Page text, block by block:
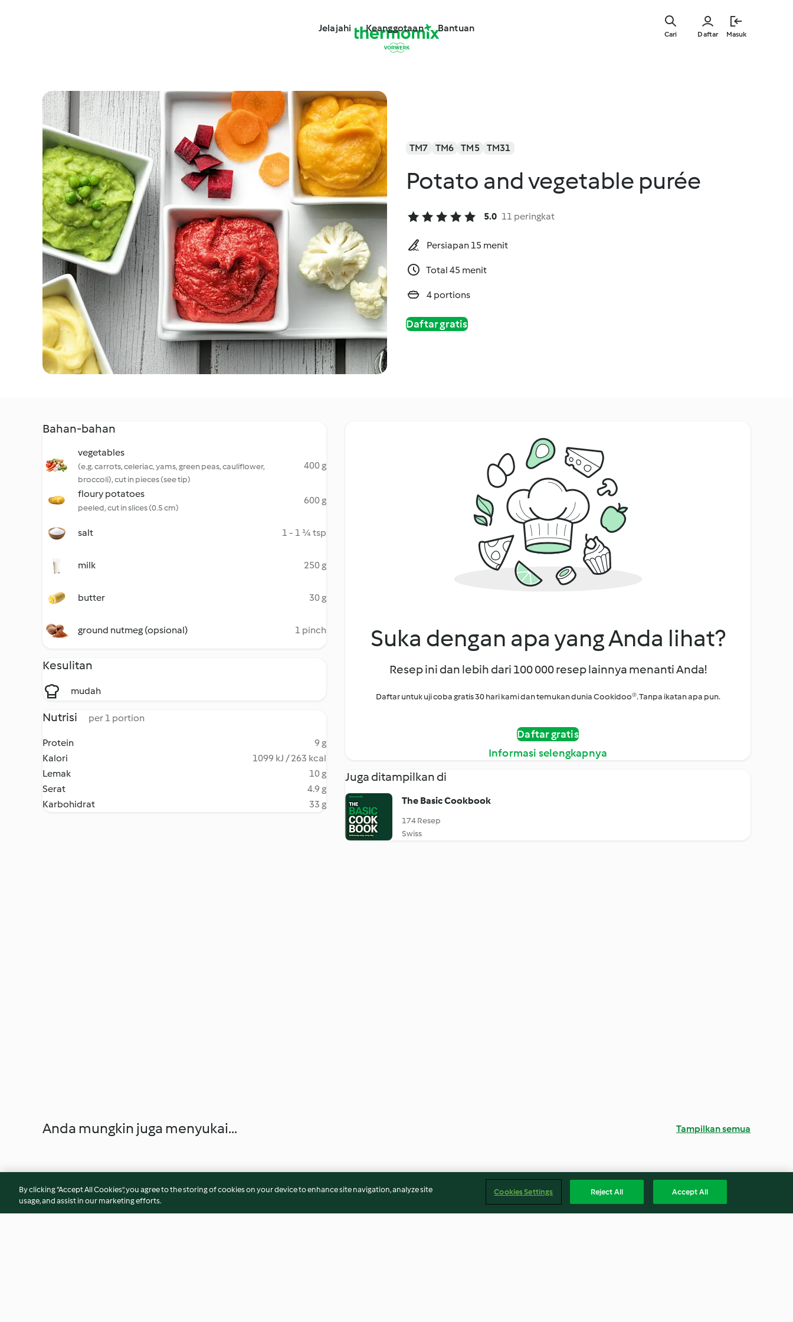
Jelajahi Keanggotaan Bantuan
Daftar Masuk
Cari
TM7 TM6 TM5 TM31
Potato and vegetable purée
5.0 11 peringkat
Persiapan 15 menit
Total 45 menit
4 portions
Daftar gratis
Bahan-bahan
vegetables
(e.g. carrots, celeriac, yams, green peas, cauliflower,
broccoli), cut in pieces (see tip)
400 g
floury potatoes
peeled, cut in slices (0.5 cm)
600 g
salt 1 - 1 ¼ tsp
milk 250 g
butter 30 g
ground nutmeg (opsional) 1 pinch
Kesulitan
mudah
Nutrisi per 1 portion
Protein
9 g
Kalori
1099 kJ / 263 kcal
Lemak
10 g
Serat
4.9 g
Karbohidrat
33 g
Suka dengan apa yang Anda lihat?
Resep ini dan lebih dari 100 000 resep lainnya menanti Anda!
Daftar untuk uji coba gratis 30 hari kami dan temukan dunia Cookidoo®. Tanpa ikatan apa pun.
Daftar gratis
Informasi selengkapnya
Juga ditampilkan di
The Basic Cookbook
174 Resep
Swiss
Anda mungkin juga menyukai... Tampilkan semua
By clicking “Accept All Cookies”, you agree to the storing of cookies on your device to enhance site navigation, analyze site
usage, and assist in our marketing efforts.
Cookies Settings Reject All Accept All